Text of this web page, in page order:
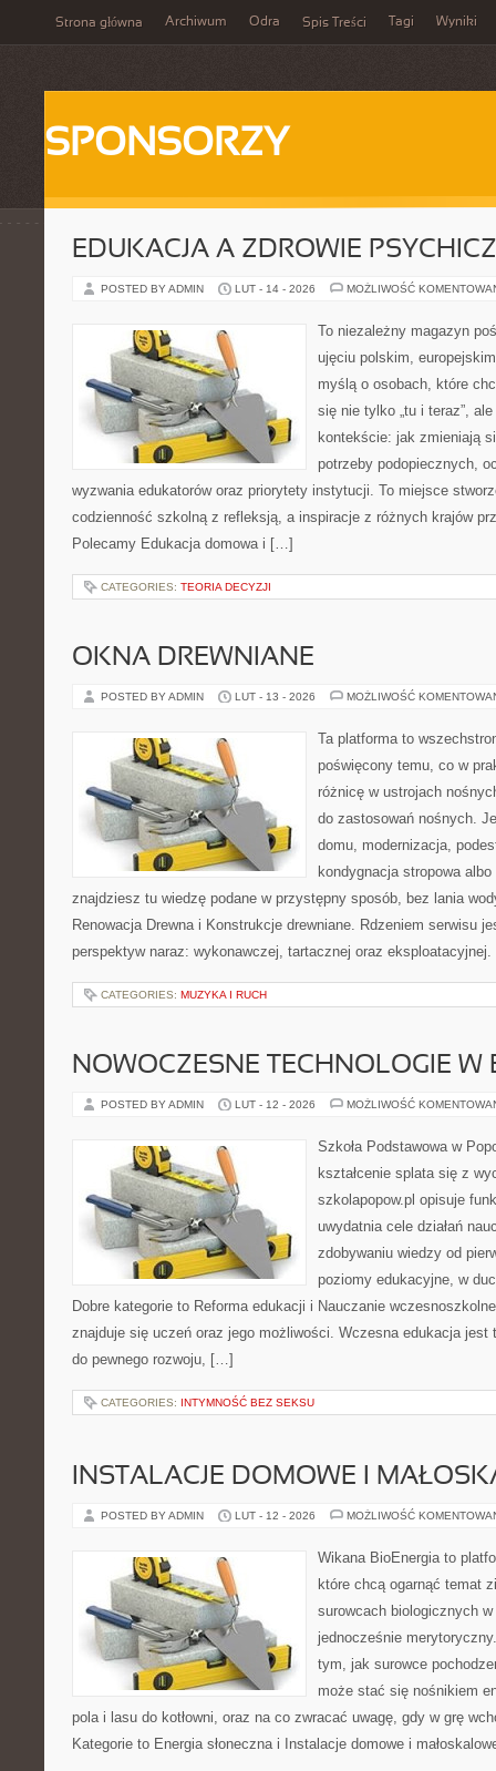
Strona główna Archiwum Odra Spis Treści Tagi Wyniki
SPONSORZY
EDUKACJA A ZDROWIE
POSTED BY ADMIN LUT - 14 - 2026 MOŻLIWOŚĆ
To niezależny magazyn
ujęciu polskim,
myślą o osobach, które
się nie tylko „tu i teraz”,
kontekście: jak zmieniają
potrzeby podopiecznych,
wyzwania edukatorów oraz priorytety instytucji. To miejsce
codzienność szkolną z refleksją, a inspiracje z różnych krajów
Polecamy Edukacja domowa i […]
CATEGORIES: TEORIA DECYZJI
OKNA DREWNIANE
POSTED BY ADMIN LUT - 13 - 2026 MOŻLIWOŚĆ
Ta platforma to
poświęcony temu, co w
różnicę w ustrojach
do zastosowań nośnych.
domu, modernizacja,
kondygnacja stropowa
znajdziesz tu wiedzę podane w przystępny sposób, bez lania
Renowacja Drewna i Konstrukcje drewniane. Rdzeniem serwisu
perspektyw naraz: wykonawczej, tartacznej oraz
CATEGORIES: MUZYKA I RUCH
NOWOCZESNE TECHNOLOGIE W
POSTED BY ADMIN LUT - 12 - 2026 MOŻLIWOŚĆ
Szkoła Podstawowa w
kształcenie splata się z
szkolapopow.pl opisuje
uwydatnia cele działań
zdobywaniu wiedzy od
poziomy edukacyjne, w
Dobre kategorie to Reforma edukacji i Nauczanie
znajduje się uczeń oraz jego możliwości. Wczesna edukacja jest
do pewnego rozwoju, […]
CATEGORIES: INTYMNOŚĆ BEZ SEKSU
INSTALACJE DOMOWE I
POSTED BY ADMIN LUT - 12 - 2026 MOŻLIWOŚĆ
Wikana BioEnergia to
które chcą ogarnąć temat
surowcach biologicznych
jednocześnie
tym, jak surowce
może stać się nośnikiem
pola i lasu do kotłowni, oraz na co zwracać uwagę, gdy w grę
Kategorie to Energia słoneczna i Instalacje domowe i